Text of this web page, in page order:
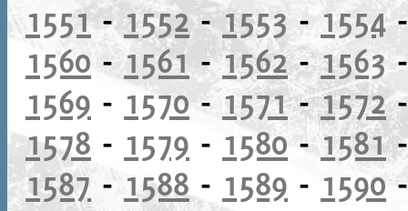
1551-1552-1553 -1554
1560 -1561 -1562-1563
1569 - 1570-1571-1572
1578 - 1579 - 1580-1581
1587- 1588 - 1589 - 1590